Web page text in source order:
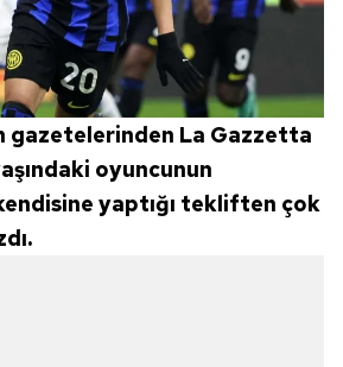
gazetelerinden La Gazzetta
oyuncunun
yaptığı tekliften çok